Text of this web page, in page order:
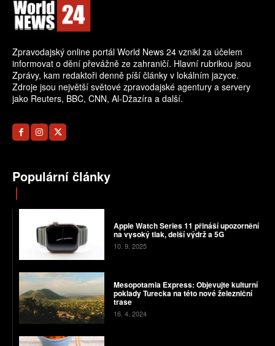
Zpravodajský online portál World News 24 vznikl za účelem
informovat o dění převážně ze zahraničí. Hlavní rubrikou jsou
Zprávy, kam redaktoři denně píší články v lokálním jazyce.
Zdroje jsou největší světové zpravodajské agentury a servery
jako Reuters, BBC, CNN, Al-Džazíra a další.
Populární články
Apple Watch Series 11 přináší upozornění
na vysoký tlak, delší výdrž a 5G
10. 9. 2025
Mesopotamia Express: Objevujte kulturní
poklady Turecka na této nové železniční
trase
16. 4. 2024